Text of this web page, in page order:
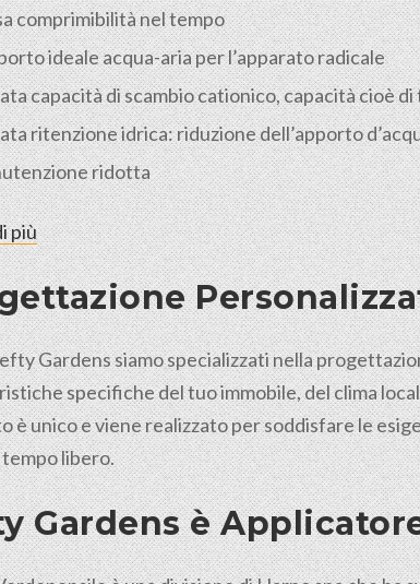
comprimibilità nel tempo
ideale acqua-aria per l’apparato radicale
capacità di scambio cationico, capacità cioè
ritenzione idrica: riduzione dell’apporto
ridotta
più
Gardens siamo specializzati nella
specifiche del tuo immobile, del clima
è unico e viene realizzato per soddisfare le
libero.
Gardens è